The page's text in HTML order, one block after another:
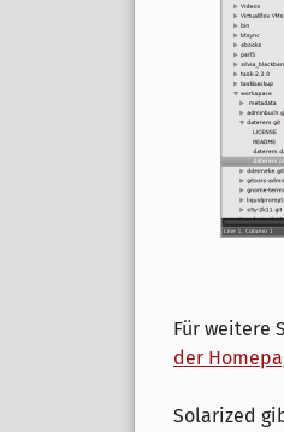
Für weitere
der
Solarized